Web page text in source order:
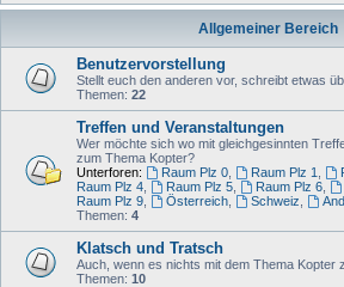
Allgemeiner Bereich
Benutzervorstellung
Stellt euch den anderen vor, schreibt etwas
Themen: 22
Treffen und Veranstaltungen
Wer möchte sich wo mit gleichgesinnten
zum Thema Kopter?
Unterforen:
Raum Plz 0, Raum Plz 1
Raum Plz 4
Raum Plz 5, Raum Plz 6,
Raum Plz 9
Österreich, Schweiz
Themen: 4
Klatsch und Tratsch
Auch, wenn es nichts mit dem Thema Kopter
Themen: 10